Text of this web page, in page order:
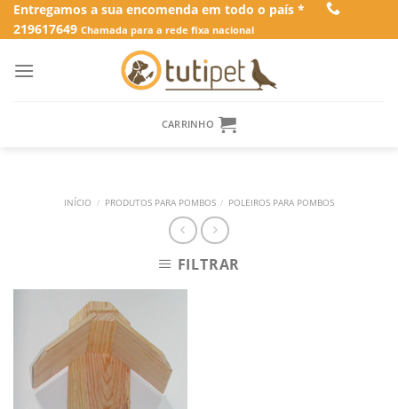
SkipEntregamos a sua encomenda em todo o país *
219617649 Chamada para a rede fixa nacional
CARRINHO
INÍCIO / PRODUTOS PARA POMBOS / POLEIROS PARA POMBOS
FILTRAR